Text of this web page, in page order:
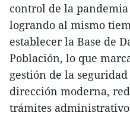
control de la pandemia
logrando al mismo
establecer la Base de
Población, lo que
gestión de la
dirección moderna,
trámites